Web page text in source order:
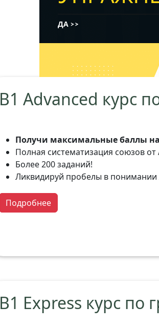
B1 Advanced курс
Получи максимальные баллы
Полная систематизация союзов от
Более 200 заданий!
Ликвидируй пробелы в
Подробнее
B1 Express курс по